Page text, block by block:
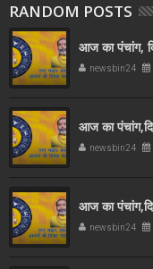
RANDOM POSTS
आज का पंचांग,
newsbin24
आज का
newsbin24
आज का
newsbin24